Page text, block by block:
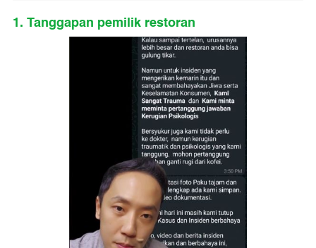
1. Tanggapan pemilik restoran